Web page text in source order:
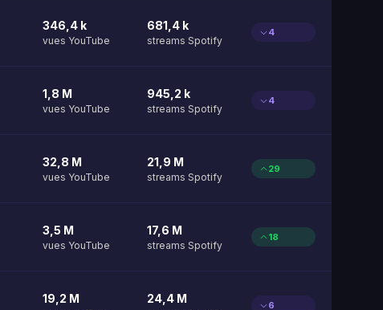
346,4 k
vues YouTube
681,4 k
streams Spotify
4
1,8 M
vues YouTube
945,2 k
streams Spotify
4
32,8 M
vues YouTube
21,9 M
streams Spotify
29
3,5 M
vues YouTube
17,6 M
streams Spotify
18
19,2 M 24,4 M
6